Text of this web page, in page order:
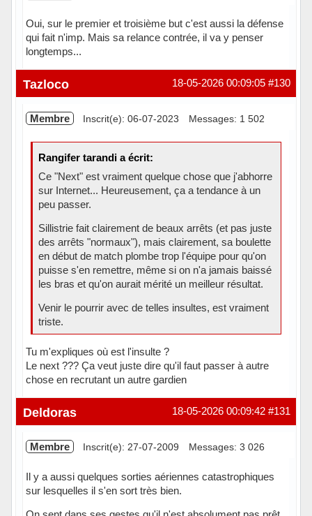
Oui, sur le premier et troisième but c'est aussi la défense
qui fait n'imp. Mais sa relance contrée, il va y penser
longtemps...
Hors ligne #130
18-05-2026 00:09:05
Tazloco
Membre Inscrit(e): 06-07-2023 Messages: 1 502
Rangifer tarandi a écrit:
Ce "Next" est vraiment quelque chose que j'abhorre
sur Internet... Heureusement, ça a tendance à un
peu passer.
Sillistrie fait clairement de beaux arrêts (et pas juste
des arrêts "normaux"), mais clairement, sa boulette
en début de match plombe trop l'équipe pour qu'on
puisse s'en remettre, même si on n'a jamais baissé
les bras et qu'on aurait mérité un meilleur résultat.
Venir le pourrir avec de telles insultes, est vraiment
triste.
Tu m'expliques où est l'insulte ?
Le next ??? Ça veut juste dire qu'il faut passer à autre
chose en recrutant un autre gardien
Hors ligne #131
18-05-2026 00:09:42
Deldoras
Membre Inscrit(e): 27-07-2009 Messages: 3 026
Il y a aussi quelques sorties aériennes catastrophiques
sur lesquelles il s'en sort très bien.